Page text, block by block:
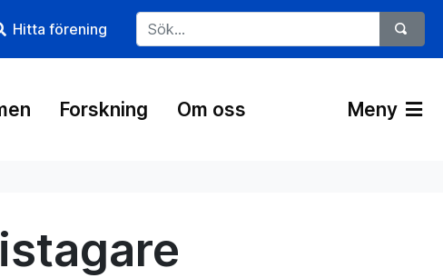
Hitta förening
Forskning Om oss Meny